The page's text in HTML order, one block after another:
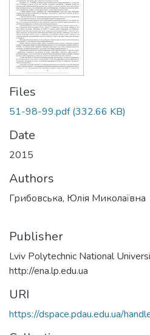
Files
51-98-99.pdf(332.66 KB)
Date
2015
Authors
Грибовська, Юлія Миколаївна
Publisher
Lviv Polytechnic National
http://ena.lp.edu.ua
URI
https://dspace.pdau.edu.ua/